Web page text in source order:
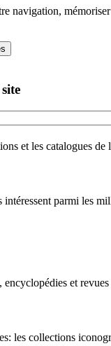
navigation,
et les catalogues
parmi les
et
les collections